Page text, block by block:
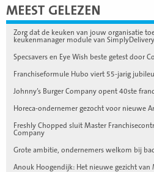
MEEST GELEZEN
Zorg dat de keuken van jouw organisatie
keukenmanager module van SimplyDelivery
Specsavers en Eye Wish beste getest door
Franchiseformule Hubo viert 55-jarig
Johnny’s Burger Company opent 40ste
Horeca-ondernemer gezocht voor nieuwe
Freshly Chopped sluit Master
Company
Grote ambitie, ondernemers welkom bij
Anouk Hoogendijk: Het nieuwe gezicht van